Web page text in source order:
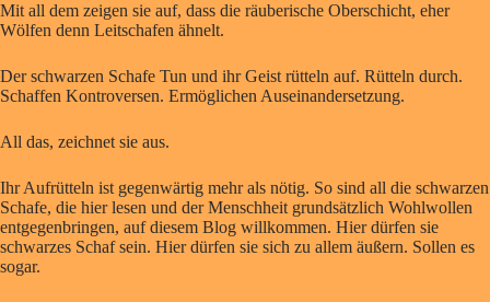
Mit all dem zeigen sie auf, dass die räuberische Oberschicht, eher
Wölfen denn Leitschafen ähnelt.
Der schwarzen Schafe Tun und ihr Geist rütteln auf. Rütteln durch.
Schaffen Kontroversen. Ermöglichen Auseinandersetzung.
All das, zeichnet sie aus.
Ihr Aufrütteln ist gegenwärtig mehr als nötig. So sind all die schwarzen
Schafe, die hier lesen und der Menschheit grundsätzlich Wohlwollen
entgegenbringen, auf diesem Blog willkommen. Hier dürfen sie
schwarzes Schaf sein. Hier dürfen sie sich zu allem äußern. Sollen es
sogar.